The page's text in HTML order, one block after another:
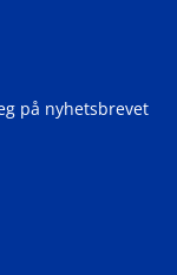
på nyhetsbrevet